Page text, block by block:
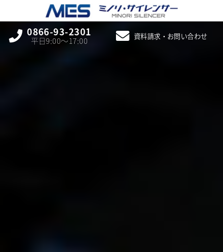
0866-93-2301
平日9:00〜17:00 資料請求・お問い合わせ